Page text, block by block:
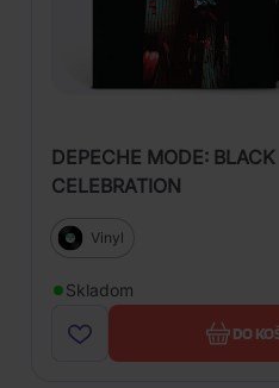
DEPECHE MODE: BLACK
CELEBRATION
Vinyl
Skladom
DO